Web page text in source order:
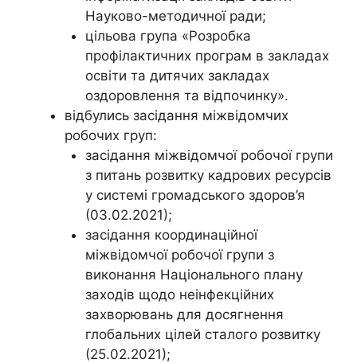
Науково-методичної ради;
цільова група «Розробка
профілактичних програм в закладах
освіти та дитячих закладах
оздоровлення та відпочинку».
відбулись засідання міжвідомчих
робочих груп:
засідання міжвідомчої робочої групи
з питань розвитку кадрових ресурсів
у системі громадського здоров’я
(03.02.2021);
засідання координаційної
міжвідомчої робочої групи з
виконання Національного плану
заходів щодо неінфекційних
захворювань для досягнення
глобальних цілей сталого розвитку
(25.02.2021);